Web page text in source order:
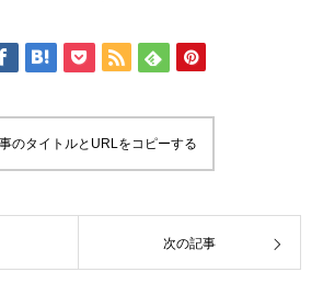
のタイトルとURLをコピーする
次の記事